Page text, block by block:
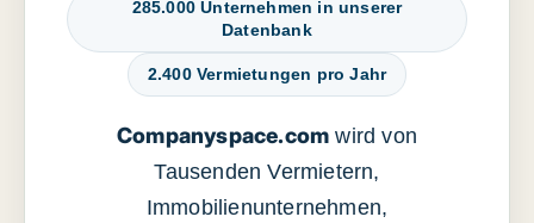
285.000 Unternehmen in unserer
Datenbank
2.400 Vermietungen pro Jahr
Companyspace.com wird von
Tausenden Vermietern,
Immobilienunternehmen,